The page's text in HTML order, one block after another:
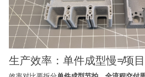
生产效率：单件成型慢≠项